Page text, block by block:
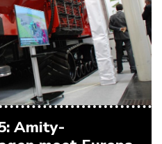
Amity-